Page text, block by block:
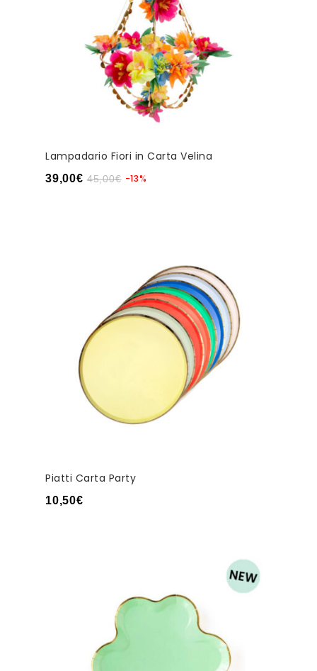
Lampadario Fiori in Carta Velina
45,00€
39,00€ -13%
Piatti Carta Party
10,50€